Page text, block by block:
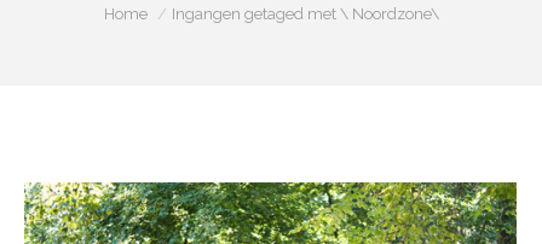
Je bent hier:
Home Ingangen getaged met \ Noordzone\